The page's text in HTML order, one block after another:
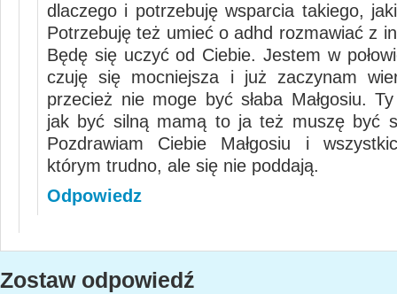
dlaczego i potrzebuję wsparcia takiego,
Potrzebuję też umieć o adhd rozmawiać z
Będę się uczyć od Ciebie. Jestem w
czuję się mocniejsza i już zaczynam
przecież nie moge być słaba Małgosiu.
jak być silną mamą to ja też muszę być
Pozdrawiam Ciebie Małgosiu i
którym trudno, ale się nie poddają.
Odpowiedz
Zostaw odpowiedź